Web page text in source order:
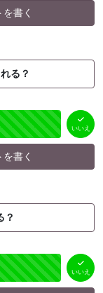
書く
る？
いいえ
書く
？
いいえ